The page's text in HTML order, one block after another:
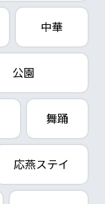
中華
公園
舞踊
応燕ステイ